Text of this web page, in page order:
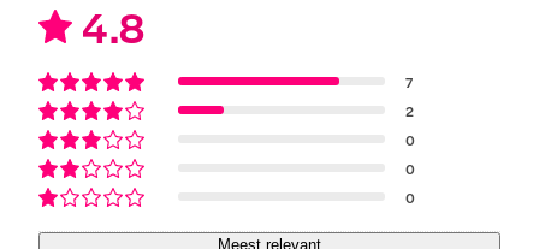
4.8
7
2
0
0
0
Meest relevant